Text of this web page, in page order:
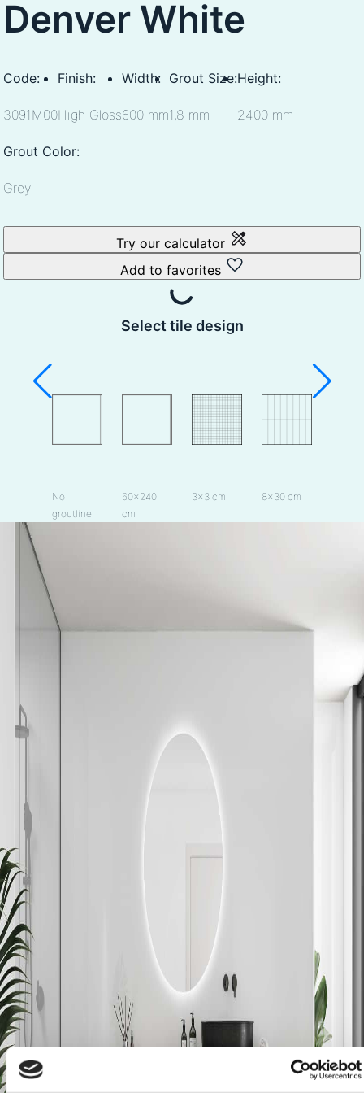
Select tile design
No
groutline
60×240
cm
3×3 cm 8×30 cm
Denver White
Code:
3091M00
Finish:
High Gloss
Width:
600 mm
Grout Size:
1,8 mm
Height:
2400 mm
Grout Color:
Grey
Try our calculator
Add to favorites